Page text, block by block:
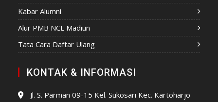
Kabar Alumni
Alur PMB NCL Madiun
Tata Cara Daftar Ulang
KONTAK & INFORMASI
Jl. S. Parman 09-15 Kel. Sukosari Kec. Kartoharjo